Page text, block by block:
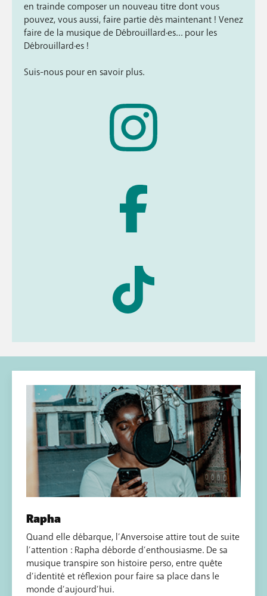
en trainde composer un nouveau titre dont vous
pouvez, vous aussi, faire partie dès maintenant ! Venez
faire de la musique de Débrouillard·es… pour les
Débrouillard·es !
Suis-nous pour en savoir plus.
Rapha
Quand elle débarque, l’Anversoise attire tout de suite
l’attention : Rapha déborde d’enthousiasme. De sa
musique transpire son histoire perso, entre quête
d’identité et réflexion pour faire sa place dans le
monde d’aujourd’hui.